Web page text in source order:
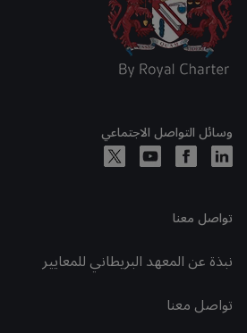
وسائل التواصل الاجتماعي
تواصل معنا
نبذة عن المعهد البريطاني للمعايير
تواصل معنا